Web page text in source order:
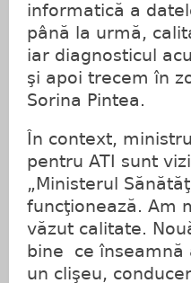
informatică a
până la urmă,
iar diagnosticul
şi apoi trecem în
Sorina Pintea.
În context,
pentru ATI sunt
„Ministerul
funcţionează. Am
văzut calitate.
bine ce înseamnă
un clişeu,